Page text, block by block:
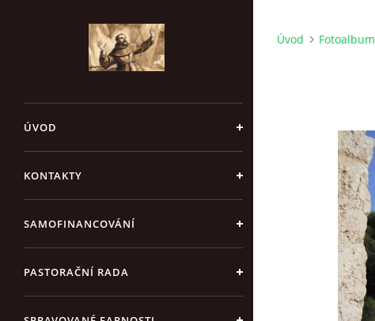
ÚVOD
KONTAKTY
SAMOFINANCOVÁNÍ
PASTORAČNÍ RADA
Úvod Fotoalbum